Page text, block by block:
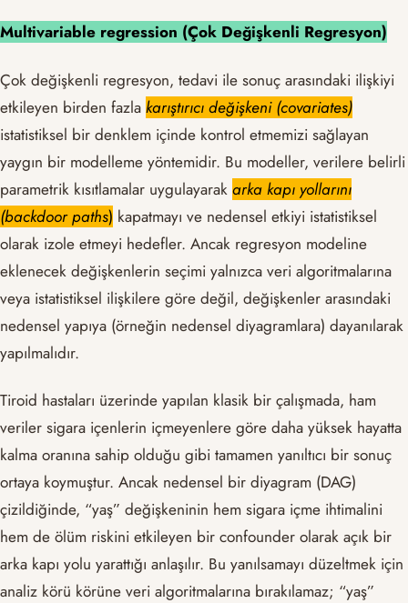
Multivariable regression (Çok Değişkenli Regresyon)
Çok değişkenli regresyon, tedavi ile sonuç arasındaki ilişkiyi
etkileyen birden fazla karıştırıcı değişkeni (covariates)
istatistiksel bir denklem içinde kontrol etmemizi sağlayan
yaygın bir modelleme yöntemidir. Bu modeller, verilere belirli
parametrik kısıtlamalar uygulayarak arka kapı yollarını
(backdoor paths) kapatmayı ve nedensel etkiyi istatistiksel
olarak izole etmeyi hedefler. Ancak regresyon modeline
eklenecek değişkenlerin seçimi yalnızca veri algoritmalarına
veya istatistiksel ilişkilere göre değil, değişkenler arasındaki
nedensel yapıya (örneğin nedensel diyagramlara) dayanılarak
yapılmalıdır.
Tiroid hastaları üzerinde yapılan klasik bir çalışmada, ham
veriler sigara içenlerin içmeyenlere göre daha yüksek hayatta
kalma oranına sahip olduğu gibi tamamen yanıltıcı bir sonuç
ortaya koymuştur. Ancak nedensel bir diyagram (DAG)
çizildiğinde, “yaş” değişkeninin hem sigara içme ihtimalini
hem de ölüm riskini etkileyen bir confounder olarak açık bir
arka kapı yolu yarattığı anlaşılır. Bu yanılsamayı düzeltmek için
analiz körü körüne veri algoritmalarına bırakılamaz; “yaş”